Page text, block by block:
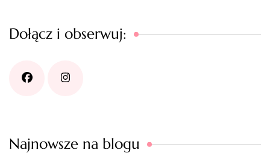
Dołącz i obserwuj:
Najnowsze na blogu